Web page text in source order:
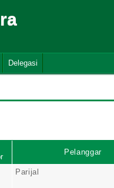
Delegasi
Pelanggar
Parijal